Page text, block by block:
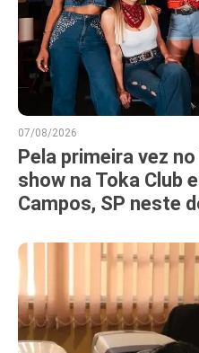
07/08/2026
Pela primeira vez
show na Toka Club
Campos, SP neste